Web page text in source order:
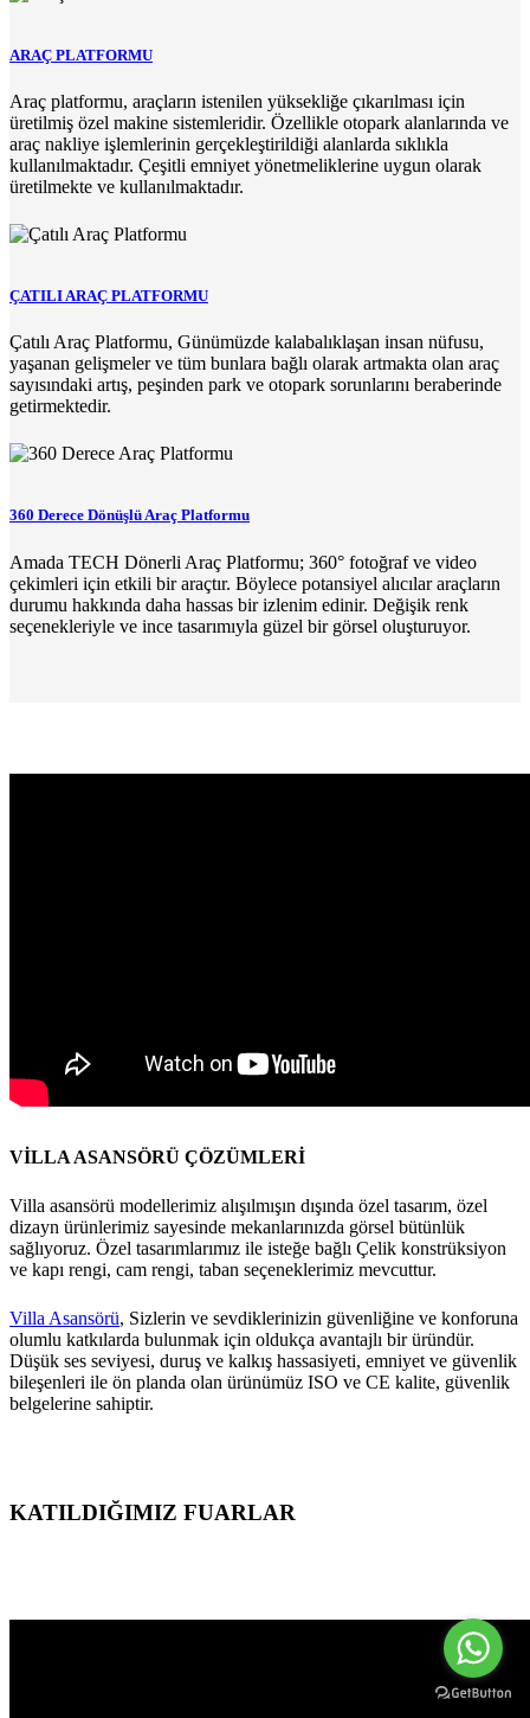
ARAÇ PLATFORMU
Araç platformu, araçların istenilen yüksekliğe çıkarılması için
üretilmiş özel makine sistemleridir. Özellikle otopark alanlarında ve
araç nakliye işlemlerinin gerçekleştirildiği alanlarda sıklıkla
kullanılmaktadır. Çeşitli emniyet yönetmeliklerine uygun olarak
üretilmekte ve kullanılmaktadır.
ÇATILI ARAÇ PLATFORMU
Çatılı Araç Platformu, Günümüzde kalabalıklaşan insan nüfusu,
yaşanan gelişmeler ve tüm bunlara bağlı olarak artmakta olan araç
sayısındaki artış, peşinden park ve otopark sorunlarını beraberinde
getirmektedir.
360 Derece Dönüşlü Araç Platformu
Amada TECH Dönerli Araç Platformu; 360° fotoğraf ve video
çekimleri için etkili bir araçtır. Böylece potansiyel alıcılar araçların
durumu hakkında daha hassas bir izlenim edinir. Değişik renk
seçenekleriyle ve ince tasarımıyla güzel bir görsel oluşturuyor.
VİLLA ASANSÖRÜ ÇÖZÜMLERİ
Villa asansörü modellerimiz alışılmışın dışında özel tasarım, özel
dizayn ürünlerimiz sayesinde mekanlarınızda görsel bütünlük
sağlıyoruz. Özel tasarımlarımız ile isteğe bağlı Çelik konstrüksiyon
ve kapı rengi, cam rengi, taban seçeneklerimiz mevcuttur.
Villa Asansörü, Sizlerin ve sevdiklerinizin güvenliğine ve konforuna
olumlu katkılarda bulunmak için oldukça avantajlı bir üründür.
Düşük ses seviyesi, duruş ve kalkış hassasiyeti, emniyet ve güvenlik
bileşenleri ile ön planda olan ürünümüz ISO ve CE kalite, güvenlik
belgelerine sahiptir.
KATILDIĞIMIZ FUARLAR